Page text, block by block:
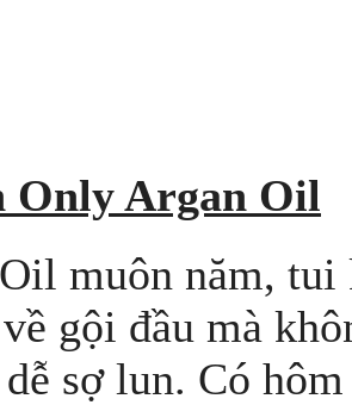
Only Argan Oil
muôn năm,
gội đầu mà
dễ sợ lun. Có